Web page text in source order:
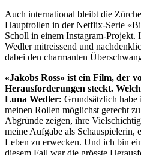
Auch international bleibt die
Hauptrollen in der Netflix-Serie
Scholl in einem Instagram-Projekt.
Wedler mitreissend und
dabei den charmanten
«Jakobs Ross» ist ein Film, der
Herausforderungen steckt.
Luna Wedler: Grundsätzlich
meinen Rollen möglichst gerecht
Abgründe zeigen, ihre
meine Aufgabe als Schauspielerin,
Leben zu erwecken. Und ich bin